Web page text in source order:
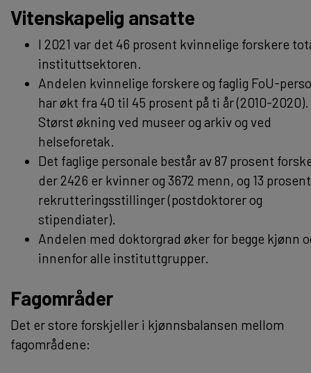
Vitenskapelig ansatte
I 2021 var det 46 prosent kvinnelige forskere
instituttsektoren.
Andelen kvinnelige forskere og faglig FoU-
har økt fra 40 til 45 prosent på ti år (2010-2020).
Størst økning ved museer og arkiv og ved
helseforetak.
Det faglige personale består av 87 prosent
der 2426 er kvinner og 3672 menn, og 13 prosent
rekrutteringsstillinger (postdoktorer og
stipendiater).
Andelen med doktorgrad øker for begge kjønn
innenfor alle instituttgrupper.
Fagområder
Det er store forskjeller i kjønnsbalansen mellom
fagområdene: